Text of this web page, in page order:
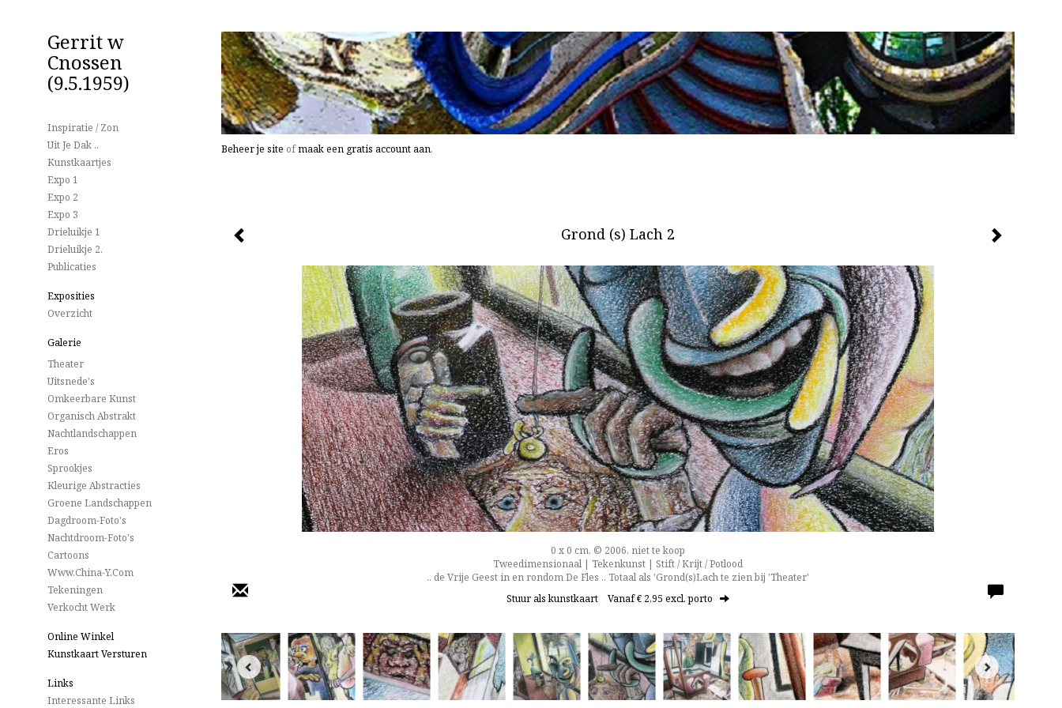
Beheer je site ofmaak een gratis account aan.
Grond (s) Lach 2
0 x 0 cm, © 2006, niet te koop
Tweedimensionaal | Tekenkunst | Stift / Krijt / Potlood
.. de Vrije Geest in en rondom De Fles .. Totaal als 'Grond(s)Lach te zien bij 'Theater'
Stuur als kunstkaart Vanaf € 2,95 excl. porto
Gerrit w
Cnossen
(9.5.1959)
Inspiratie / Zon
Uit Je Dak ..
Kunstkaartjes
Expo 1
Expo 2
Expo 3
Drieluikje 1
Drieluikje 2.
Publicaties
Exposities
Overzicht
Galerie
Theater
Uitsnede's
Omkeerbare Kunst
Organisch Abstrakt
Nachtlandschappen
Eros
Sprookjes
Kleurige Abstracties
Groene Landschappen
Dagdroom-Foto's
Nachtdroom-Foto's
Cartoons
Www.China-Y.com
Tekeningen
Verkocht Werk
Online Winkel
Kunstkaart Versturen
Links
Interessante Links